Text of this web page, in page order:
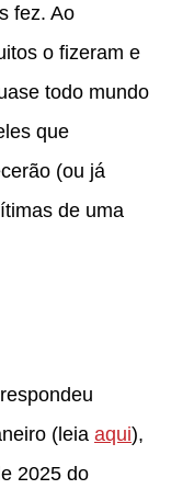
fez. Ao
o fizeram e
todo mundo
que
(ou já
de uma
(leia aqui),
2025 do